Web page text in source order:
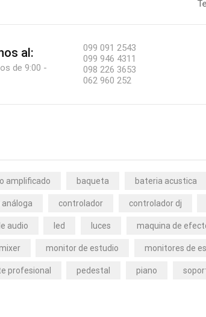
al:
de 9:00 -
099 091 2543
099 946 4311
098 226 3653
062 960 252
amplificado baqueta bateria acustica
análoga controlador controlador dj
audio led luces maquina de
monitor de estudio monitores de
profesional pedestal piano